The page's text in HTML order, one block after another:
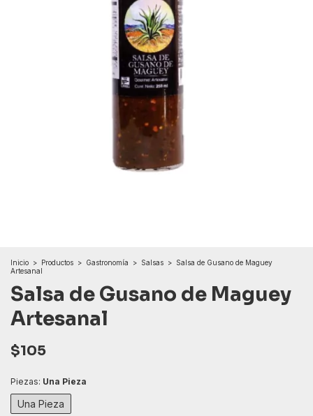
Inicio > Productos > Gastronomía > Salsas > Salsa de Gusano de Maguey
Artesanal
Salsa de Gusano de Maguey
Artesanal
$105
Piezas: Una Pieza
Una Pieza